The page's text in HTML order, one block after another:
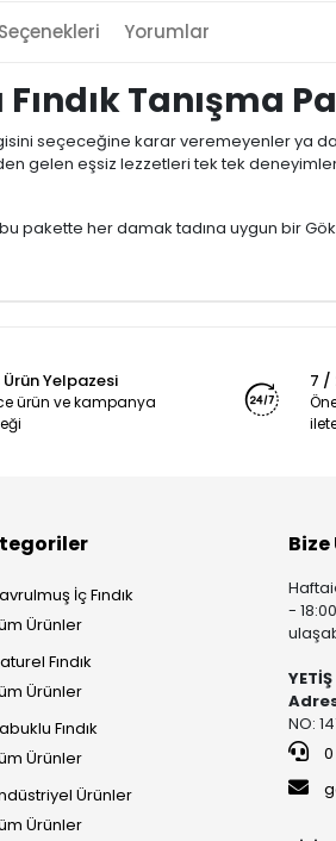
Yorumlar
Tanışma
seçeceğine karar veremeyenler ya
gelen eşsiz lezzetleri tek tek
bu pakette her damak tadına uygun bir
Ürün Yelpazesi
ürün ve kampanya
7 /
İç Fındık
Ürünler
Fındık
Ürünler
Fındık
Ürünler
Ürünler
Ürünler
Bize
-
NO: